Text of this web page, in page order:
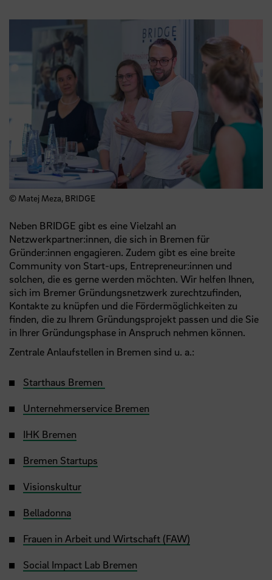
© Matej Meza, BRIDGE
Neben BRIDGE gibt es eine Vielzahl an
Netzwerkpartner:innen, die sich in Bremen für
Gründer:innen engagieren. Zudem gibt es eine breite
Community von Start-ups, Entrepreneur:innen und
solchen, die es gerne werden möchten. Wir helfen Ihnen,
sich im Bremer Gründungsnetzwerk zurechtzufinden,
Kontakte zu knüpfen und die Fördermöglichkeiten zu
finden, die zu Ihrem Gründungsprojekt passen und die Sie
in Ihrer Gründungsphase in Anspruch nehmen können.
Zentrale Anlaufstellen in Bremen sind u. a.:
Starthaus Bremen
Unternehmerservice Bremen
IHK Bremen
Bremen Startups
Visionskultur
Belladonna
Frauen in Arbeit und Wirtschaft (FAW)
Social Impact Lab Bremen